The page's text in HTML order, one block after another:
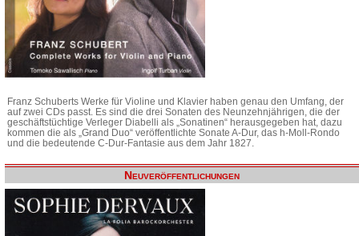
Franz Schuberts Werke für Violine und Klavier haben genau den Umfang, der
auf zwei CDs passt. Es sind die drei Sonaten des Neunzehnjährigen, die der
geschäftstüchtige Verleger Diabelli als „Sonatinen“ herausgegeben hat, dazu
kommen die als „Grand Duo“ veröffentlichte Sonate A-Dur, das h-Moll-Rondo
und die bedeutende C-Dur-Fantasie aus dem Jahr 1827.
Neuveröffentlichungen